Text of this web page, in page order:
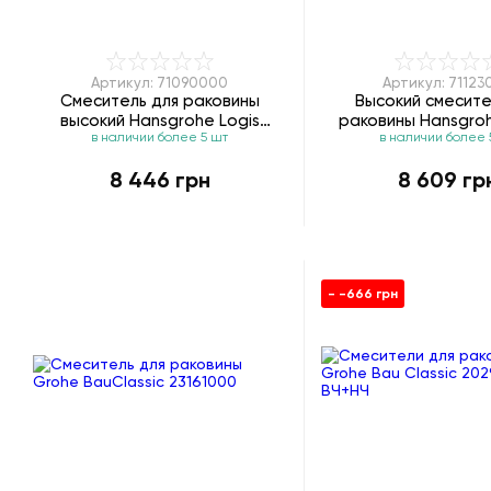
Артикул: 71090000
Смеситель для раковины
высокий Hansgrohe Logis
71090000
в наличии более 5 шт
8 446 грн
Артикул:
Высокий
раковины
71123000
в наличии более
8 609
- -666 грн